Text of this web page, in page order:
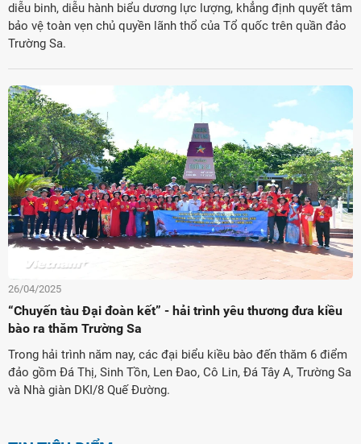
diễu binh, diễu hành biểu dương lực lượng, khẳng định quyết tâm
bảo vệ toàn vẹn chủ quyền lãnh thổ của Tổ quốc trên quần đảo
Trường Sa.
26/04/2025
“Chuyến tàu Đại đoàn kết” - hải trình yêu thương đưa kiều
bào ra thăm Trường Sa
Trong hải trình năm nay, các đại biểu kiều bào đến thăm 6 điểm
đảo gồm Đá Thị, Sinh Tồn, Len Đao, Cô Lin, Đá Tây A, Trường Sa
và Nhà giàn DKI/8 Quế Đường.